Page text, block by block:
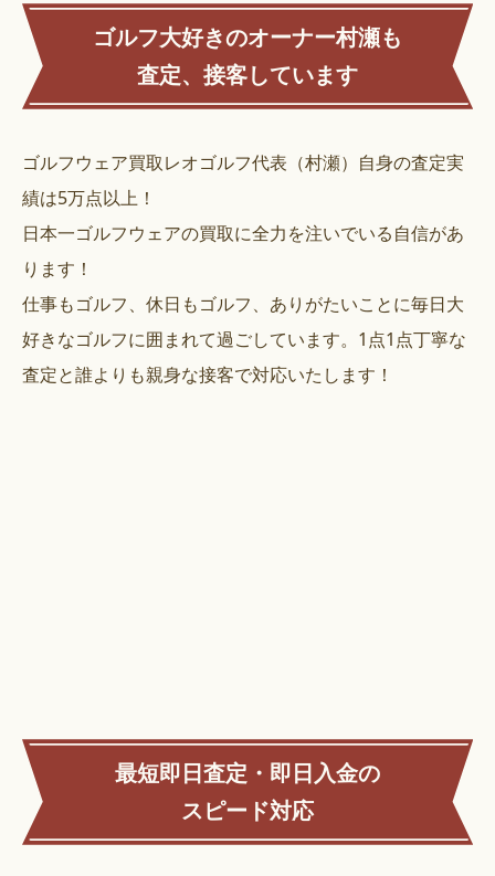
ゴルフ大好きのオーナー村瀬も
査定、接客しています
ゴルフウェア買取レオゴルフ代表（村瀬）自身の査定実
績は5万点以上！
日本一ゴルフウェアの買取に全力を注いでいる自信があ
ります！
仕事もゴルフ、休日もゴルフ、ありがたいことに毎日大
好きなゴルフに囲まれて過ごしています。1点1点丁寧な
査定と誰よりも親身な接客で対応いたします！
最短即日査定・即日入金の
スピード対応